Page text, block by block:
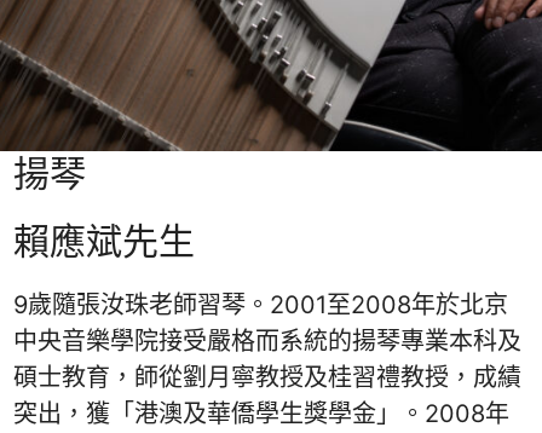
揚琴
賴應斌先生
9歲隨張汝珠老師習琴。2001至2008‬年於北京
中央音樂學院接受嚴格而系統的揚琴專業本科及
碩士教育，師從劉月寧教授及桂習禮教授，成績
突出，獲「港澳及華僑學生獎學金」。2008年